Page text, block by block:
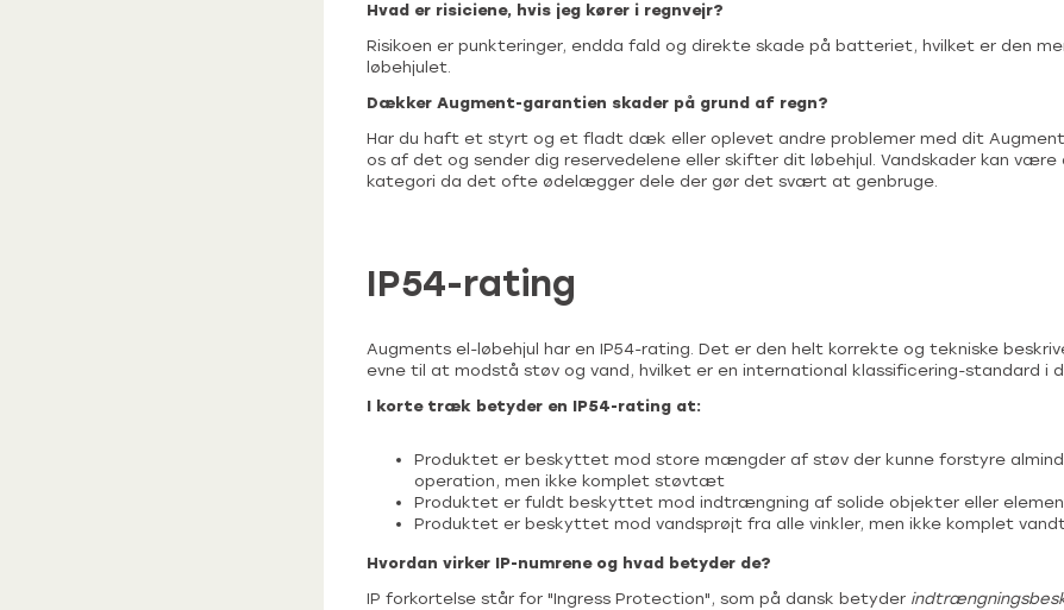
Hvad er risiciene, hvis jeg kører i regnvejr?
Risikoen er punkteringer, endda fald og direkte skade på batteriet, hvilket er den
løbehjulet.
Dækker Augment-garantien skader på grund af regn?
Har du haft et styrt og et fladt dæk eller oplevet andre problemer med dit
os af det og sender dig reservedelene eller skifter dit løbehjul. Vandskader kan være
kategori da det ofte ødelægger dele der gør det svært at genbruge.
IP54-rating
Augments el-løbehjul har en IP54-rating. Det er den helt korrekte og tekniske
evne til at modstå støv og vand, hvilket er en international klassificering-standard i
I korte træk betyder en IP54-rating at:
Produktet er beskyttet mod store mængder af støv der kunne forstyre
operation, men ikke komplet støvtæt
Produktet er fuldt beskyttet mod indtrængning af solide objekter eller
Produktet er beskyttet mod vandsprøjt fra alle vinkler, men ikke komplet
Hvordan virker IP-numrene og hvad betyder de?
IP forkortelse står for "Ingress Protection", som på dansk betyder